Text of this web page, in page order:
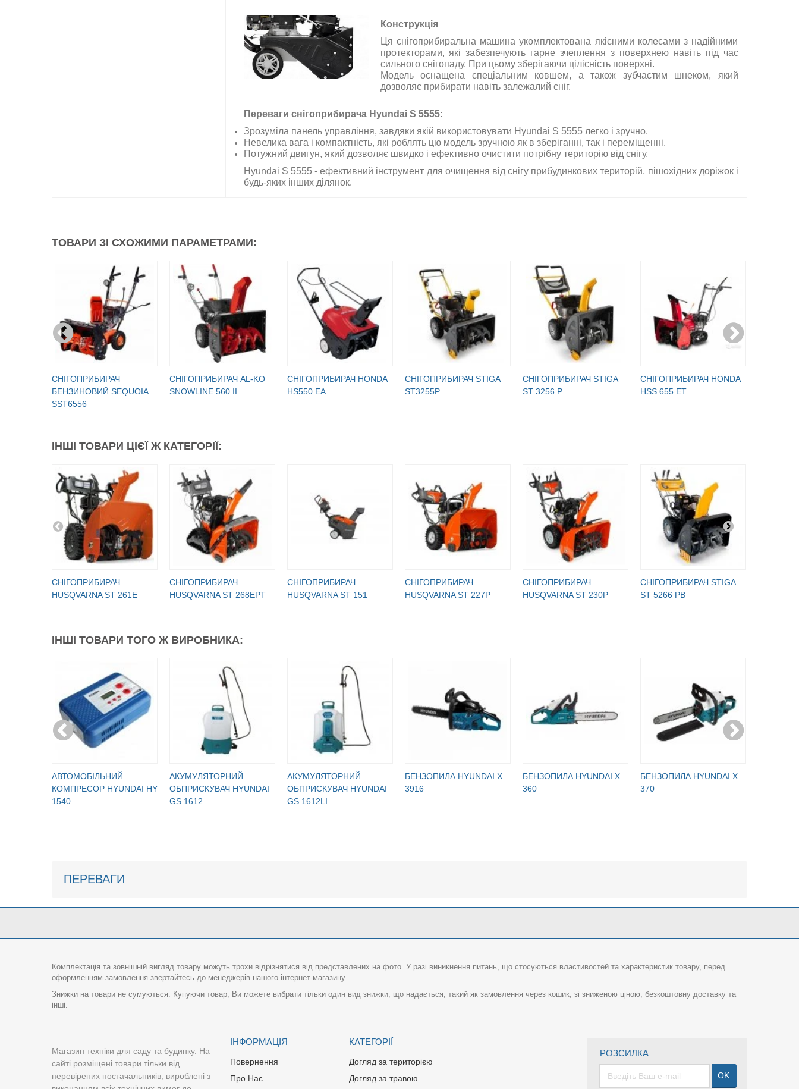
Конструкція
Ця снігоприбиральна машина укомплектована якісними колесами з надійними
протекторами, які забезпечують гарне зчеплення з поверхнею навіть під час
сильного снігопаду. При цьому зберігаючи цілісність поверхні.
Модель оснащена спеціальним ковшем, а також зубчастим шнеком, який
дозволяє прибирати навіть залежалий сніг.
Переваги снігоприбирача Hyundai S 5555:
Зрозуміла панель управління, завдяки якій використовувати Hyundai S 5555 легко і зручно.
Невелика вага і компактність, які роблять цю модель зручною як в зберіганні, так і переміщенні.
Потужний двигун, який дозволяє швидко і ефективно очистити потрібну територію від снігу.
Hyundai S 5555 - ефективний інструмент для очищення від снігу прибудинкових територій, пішохідних доріжок і
будь-яких інших ділянок.
ТОВАРИ ЗІ СХОЖИМИ ПАРАМЕТРАМИ:
СНІГОПРИБИРАЧ
БЕНЗИНОВИЙ SEQUOIA
SST6556
СНІГОПРИБИРАЧ AL-KO
SNOWLINE 560 II
СНІГОПРИБИРАЧ HONDA
HS550 EA
СНІГОПРИБИРАЧ STIGA
ST3255P
СНІГОПРИБИРАЧ STIGA
ST 3256 P
СНІГОПРИБИРАЧ HONDA
HSS 655 ET
ІНШІ ТОВАРИ ЦІЄЇ Ж КАТЕГОРІЇ:
СНІГОПРИБИРАЧ
HUSQVARNA ST 261E
СНІГОПРИБИРАЧ
HUSQVARNA ST 268EPT
СНІГОПРИБИРАЧ
HUSQVARNA ST 151
СНІГОПРИБИРАЧ
HUSQVARNA ST 227P
СНІГОПРИБИРАЧ
HUSQVARNA ST 230P
СНІГОПРИБИРАЧ STIGA
ST 5266 PB
ІНШІ ТОВАРИ ТОГО Ж ВИРОБНИКА:
АВТОМОБІЛЬНИЙ
КОМПРЕСОР HYUNDAI HY
1540
АКУМУЛЯТОРНИЙ
ОБПРИСКУВАЧ HYUNDAI
GS 1612
АКУМУЛЯТОРНИЙ
ОБПРИСКУВАЧ HYUNDAI
GS 1612LI
БЕНЗОПИЛА HYUNDAI X
3916
БЕНЗОПИЛА HYUNDAI Х
360
БЕНЗОПИЛА HYUNDAI Х
370
ПЕРЕВАГИ
Комплектація та зовнішній вигляд товару можуть трохи відрізнятися від представлених на фото. У разі виникнення питань, що стосуються властивостей та характеристик товару, перед
оформленням замовлення звертайтесь до менеджерів нашого інтернет-магазину.
Знижки на товари не сумуються. Купуючи товар, Ви можете вибрати тільки один вид знижки, що надається, такий як замовлення через кошик, зі зниженою ціною, безкоштовну доставку та
інші.
Магазин техніки для саду та будинку. На
сайті розміщені товари тільки від
перевірених постачальників, вироблені з
ІНФОРМАЦІЯ
Повернення
Про Нас
КАТЕГОРІЇ
Догляд за територією
Догляд за травою
РОЗСИЛКА
OK